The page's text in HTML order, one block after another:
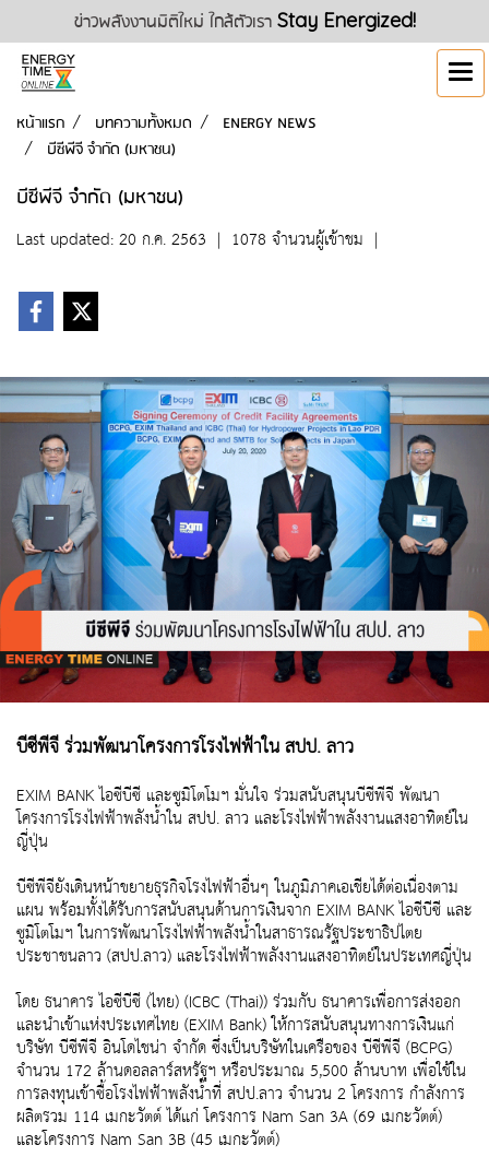
ข่าวพลังงานมิติใหม่ ใกล้ตัวเรา Stay Energized!
หน้าแรก บทความทั้งหมด
ENERGY NEWS
บีซีพีจี จำกัด (มหาชน)
บีซีพีจี จำกัด (มหาชน)
Last updated: 20 ก.ค. 2563 | 1078 จำนวนผู้เข้าชม |
บีซีพีจี ร่วมพัฒนาโครงการโรงไฟฟ้าใน สปป. ลาว
EXIM BANK ไอซีบีซี และซูมิโตโมฯ มั่นใจ ร่วมสนับสนุนบีซีพีจี พัฒนา
โครงการโรงไฟฟ้าพลังน้ำใน สปป. ลาว และโรงไฟฟ้าพลังงานแสงอาทิตย์ใน
ญี่ปุ่น
บีซีพีจียังเดินหน้าขยายธุรกิจโรงไฟฟ้าอื่นๆ ในภูมิภาคเอเชียได้ต่อเนื่องตาม
แผน พร้อมทั้งได้รับการสนับสนุนด้านการเงินจาก EXIM BANK ไอซีบีซี และ
ซูมิโตโมฯ ในการพัฒนาโรงไฟฟ้าพลังน้ำในสาธารณรัฐประชาธิปไตย
ประชาชนลาว (สปป.ลาว) และโรงไฟฟ้าพลังงานแสงอาทิตย์ในประเทศญี่ปุ่น
โดย ธนาคาร ไอซีบีซี (ไทย) (ICBC (Thai)) ร่วมกับ ธนาคารเพื่อการส่งออก
และนำเข้าแห่งประเทศไทย (EXIM Bank) ให้การสนับสนุนทางการเงินแก่
บริษัท บีซีพีจี อินโดไชน่า จำกัด ซึ่งเป็นบริษัทในเครือของ บีซีพีจี (BCPG)
จำนวน 172 ล้านดอลลาร์สหรัฐฯ หรือประมาณ 5,500 ล้านบาท เพื่อใช้ใน
การลงทุนเข้าซื้อโรงไฟฟ้าพลังน้ำที่ สปป.ลาว จำนวน 2 โครงการ กำลังการ
ผลิตรวม 114 เมกะวัตต์ ได้แก่ โครงการ Nam San 3A (69 เมกะวัตต์)
และโครงการ Nam San 3B (45 เมกะวัตต์)